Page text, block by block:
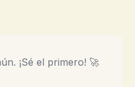
¡Sé el primero! 🚀